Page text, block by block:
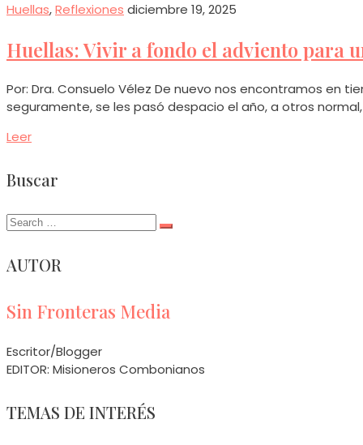
Huellas,Reflexiones diciembre 19, 2025
Huellas: Vivir a fondo el adviento para
Por: Dra. Consuelo Vélez De nuevo nos encontramos en
seguramente, se les pasó despacio el año, a otros
Leer
Buscar
Search
AUTOR
Sin Fronteras Media
Escritor/Blogger
EDITOR: Misioneros Combonianos
TEMAS DE INTERÉS